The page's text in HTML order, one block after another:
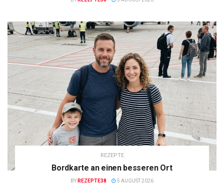
REZEPTE
Bordkarte an einen besseren Ort
BY REZEPTE38 5 AUGUST 2026